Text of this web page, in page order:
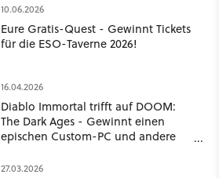
10.06.2026
Eure Gratis-Quest - Gewinnt Tickets
für die ESO-Taverne 2026!
16.04.2026
Diablo Immortal trifft auf DOOM:
The Dark Ages - Gewinnt einen
epischen Custom-PC und andere
27.03.2026